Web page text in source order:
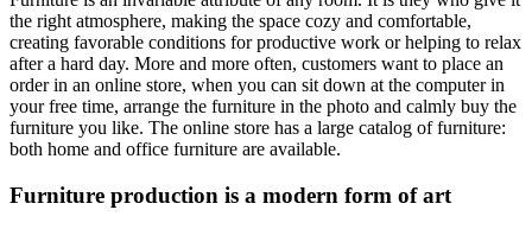
the right atmosphere, making the space cozy and comfortable,
creating favorable conditions for productive work or helping to relax
after a hard day. More and more often, customers want to place an
order in an online store, when you can sit down at the computer in
your free time, arrange the furniture in the photo and calmly buy the
furniture you like. The online store has a large catalog of furniture:
both home and office furniture are available.
Furniture production is a modern form of art